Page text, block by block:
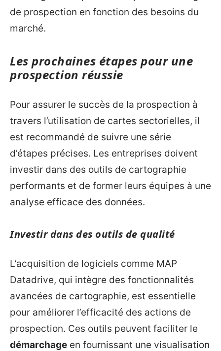
de prospection en fonction des besoins du
marché.
Les prochaines étapes pour une
prospection réussie
Pour assurer le succès de la prospection à
travers l’utilisation de cartes sectorielles, il
est recommandé de suivre une série
d’étapes précises. Les entreprises doivent
investir dans des outils de cartographie
performants et de former leurs équipes à une
analyse efficace des données.
Investir dans des outils de qualité
L’acquisition de logiciels comme MAP
Datadrive, qui intègre des fonctionnalités
avancées de cartographie, est essentielle
pour améliorer l’efficacité des actions de
prospection. Ces outils peuvent faciliter le
démarchage en fournissant une visualisation